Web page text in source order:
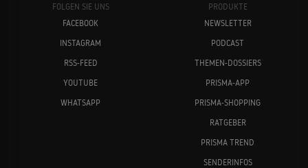
FOLGEN SIE UNS
FACEBOOK
INSTAGRAM
RSS-FEED
YOUTUBE
WHATSAPP
PRODUKTE
NEWSLETTER
PODCAST
THEMEN-DOSSIERS
PRISMA-APP
PRISMA-SHOPPING
RATGEBER
PRISMA TREND
SENDERINFOS